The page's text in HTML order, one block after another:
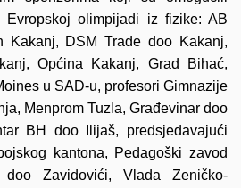
Evropskoj olimpijadi iz fizike: AB
Kakanj, DSM Trade doo Kakanj,
Općina Kakanj, Grad Bihać,
u SAD-u, profesori Gimnazije
Menprom Tuzla, Građevinar doo
BH doo Ilijaš, predsjedavajući
kantona, Pedagoški zavod
Zavidovići, Vlada Zeničko-